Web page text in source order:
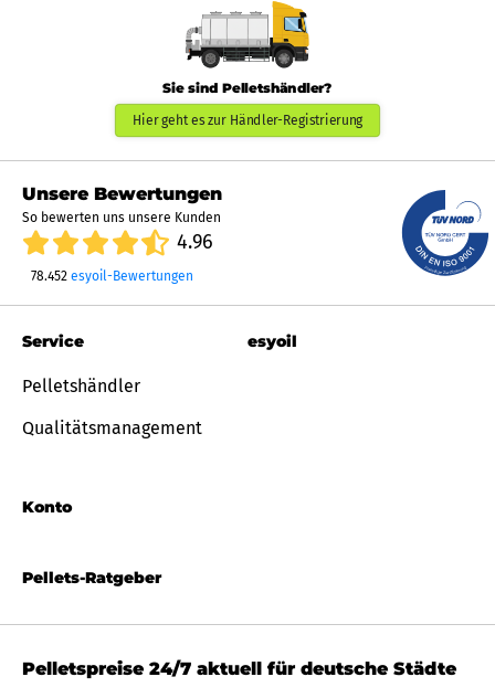
Sie sind Pelletshändler?
Hier geht es zur Händler-Registrierung
Unsere Bewertungen
So bewerten uns unsere Kunden
4.96
78.452 esyoil-Bewertungen
Pellets-Ratgeber
Service
Pelletshändler
Qualitätsmanagement
Konto
esyoil
Pelletspreise 24/7 aktuell für deutsche Städte